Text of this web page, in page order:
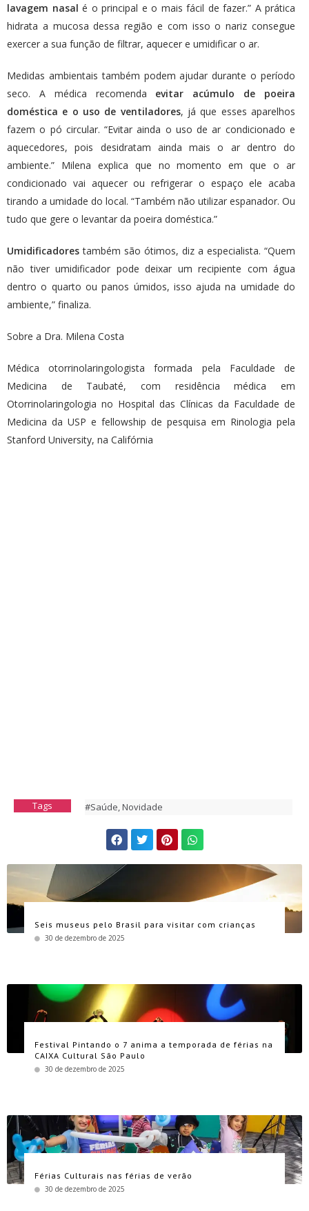
lavagem nasal é o principal e o mais fácil de fazer.” A prática
hidrata a mucosa dessa região e com isso o nariz consegue
exercer a sua função de filtrar, aquecer e umidificar o ar.
Medidas ambientais também podem ajudar durante o período
seco. A médica recomenda evitar acúmulo de poeira
doméstica e o uso de ventiladores, já que esses aparelhos
fazem o pó circular. “Evitar ainda o uso de ar condicionado e
aquecedores, pois desidratam ainda mais o ar dentro do
ambiente.” Milena explica que no momento em que o ar
condicionado vai aquecer ou refrigerar o espaço ele acaba
tirando a umidade do local. “Também não utilizar espanador. Ou
tudo que gere o levantar da poeira doméstica.”
Umidificadores também são ótimos, diz a especialista. “Quem
não tiver umidificador pode deixar um recipiente com água
dentro o quarto ou panos úmidos, isso ajuda na umidade do
ambiente,” finaliza.
Sobre a Dra. Milena Costa
Médica otorrinolaringologista formada pela Faculdade de
Medicina de Taubaté, com residência médica em
Otorrinolaringologia no Hospital das Clínicas da Faculdade de
Medicina da USP e fellowship de pesquisa em Rinologia pela
Stanford University, na Califórnia
Tags #Saúde,Novidade
Seis museus pelo Brasil para visitar com crianças
30 de dezembro de 2025
Festival Pintando o 7 anima a temporada de férias na
CAIXA Cultural São Paulo
30 de dezembro de 2025
Férias Culturais nas férias de verão
30 de dezembro de 2025